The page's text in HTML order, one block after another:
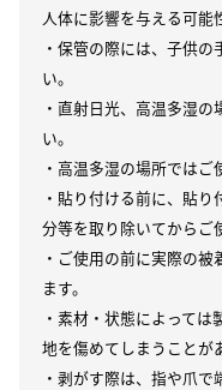
人体に影響を与える可能
・保管の際には、子供
い。
・直射日光、高温多湿
い。
・高温多湿の場所ではご
・貼り付ける前に、貼
分等を取り除いてからご
・ご使用の前に実際の
ます。
・素材・状態によって
地を傷めてしまうことが
・剥がす際は、指や爪